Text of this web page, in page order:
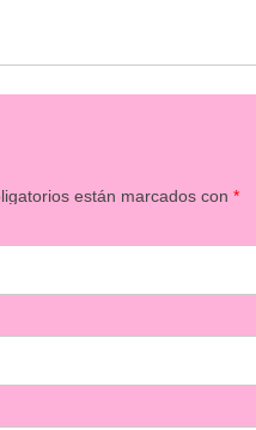
están marcados con*